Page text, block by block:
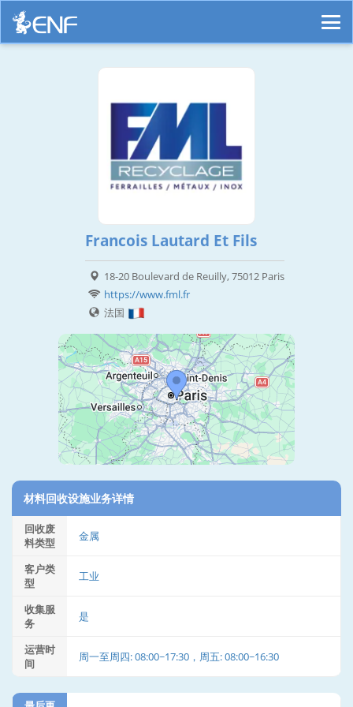
Francois Lautard Et Fils
18-20 Boulevard de Reuilly, 75012 Paris
https://www.fml.fr
法国
材料回收设施业务详情
回收废
料类型
金属
客户类
型
工业
收集服
务
是
运营时
间
周一至周四: 08:00~17:30，周五: 08:00~16:30